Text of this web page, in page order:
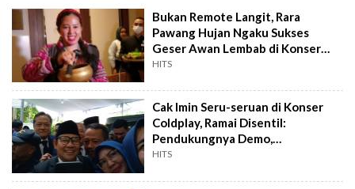
Bukan Remote Langit, Rara
Pawang Hujan Ngaku Sukses
Geser Awan Lembab di Konser
Coldplay
HITS
Cak Imin Seru-seruan di Konser
Coldplay, Ramai Disentil:
Pendukungnya Demo,
Cawapresnya Malah Nonton
HITS